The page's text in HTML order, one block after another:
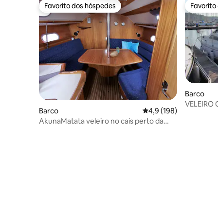
Favorito dos hóspedes
Favorito dos hóspedes
Barco Classificação média
4,9 (198)
AkunaMatata veleiro no cais perto da
Favorito
Favorito
Barco
VELEIRO